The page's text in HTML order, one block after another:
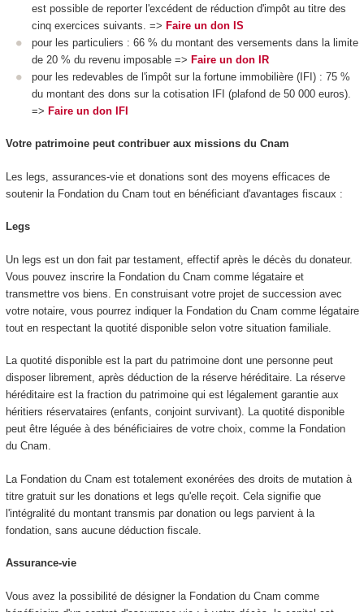
est possible de reporter l'excédent de réduction d'impôt au titre des
cinq exercices suivants. => Faire un don IS
pour les particuliers : 66 % du montant des versements dans la limite
de 20 % du revenu imposable => Faire un don IR
pour les redevables de l'impôt sur la fortune immobilière (IFI) : 75 %
du montant des dons sur la cotisation IFI (plafond de 50 000 euros).
=> Faire un don IFI
Votre patrimoine peut contribuer aux missions du Cnam
Les legs, assurances-vie et donations sont des moyens efficaces de
soutenir la Fondation du Cnam tout en bénéficiant d'avantages fiscaux :
Legs
Un legs est un don fait par testament, effectif après le décès du donateur.
Vous pouvez inscrire la Fondation du Cnam comme légataire et
transmettre vos biens. En construisant votre projet de succession avec
votre notaire, vous pourrez indiquer la Fondation du Cnam comme légataire
tout en respectant la quotité disponible selon votre situation familiale.
La quotité disponible est la part du patrimoine dont une personne peut
disposer librement, après déduction de la réserve héréditaire. La réserve
héréditaire est la fraction du patrimoine qui est légalement garantie aux
héritiers réservataires (enfants, conjoint survivant). La quotité disponible
peut être léguée à des bénéficiaires de votre choix, comme la Fondation
du Cnam.
La Fondation du Cnam est totalement exonérées des droits de mutation à
titre gratuit sur les donations et legs qu'elle reçoit. Cela signifie que
l'intégralité du montant transmis par donation ou legs parvient à la
fondation, sans aucune déduction fiscale.
Assurance-vie
Vous avez la possibilité de désigner la Fondation du Cnam comme